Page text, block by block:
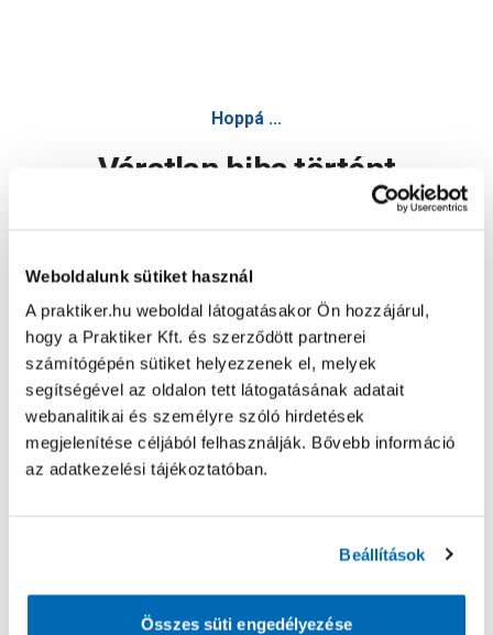
Weboldalunk sütiket használ
A praktiker.hu weboldal látogatásakor Ön hozzájárul,
hogy a Praktiker Kft. és szerződött partnerei
számítógépén sütiket helyezzenek el, melyek
segítségével az oldalon tett látogatásának adatait
webanalitikai és személyre szóló hirdetések
megjelenítése céljából felhasználják. Bővebb információ
az adatkezelési tájékoztatóban.
Beállítások
Összes süti engedélyezése
Hoppá ...
Váratlan hiba történt
Oldal újratöltése